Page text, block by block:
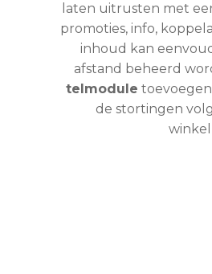
laten uitrusten met
promoties, info,
inhoud kan
afstand beheerd
telmodule
de stortingen